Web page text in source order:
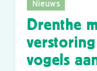
Nieuws
Drenthe
vogels